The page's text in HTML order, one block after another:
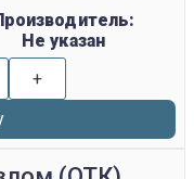
Не указан
+